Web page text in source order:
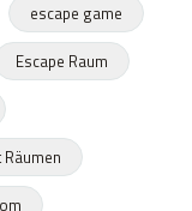
escape game
Escape Raum